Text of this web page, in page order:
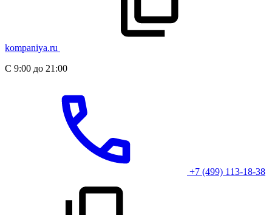
kompaniya.ru
С 9:00 до 21:00
+7 (499) 113-18-38